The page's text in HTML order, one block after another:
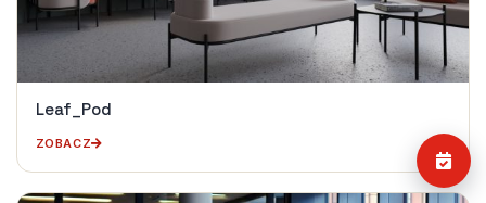
Leaf_Pod
ZOBACZ